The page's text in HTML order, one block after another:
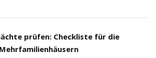
prüfen: Checkliste für die